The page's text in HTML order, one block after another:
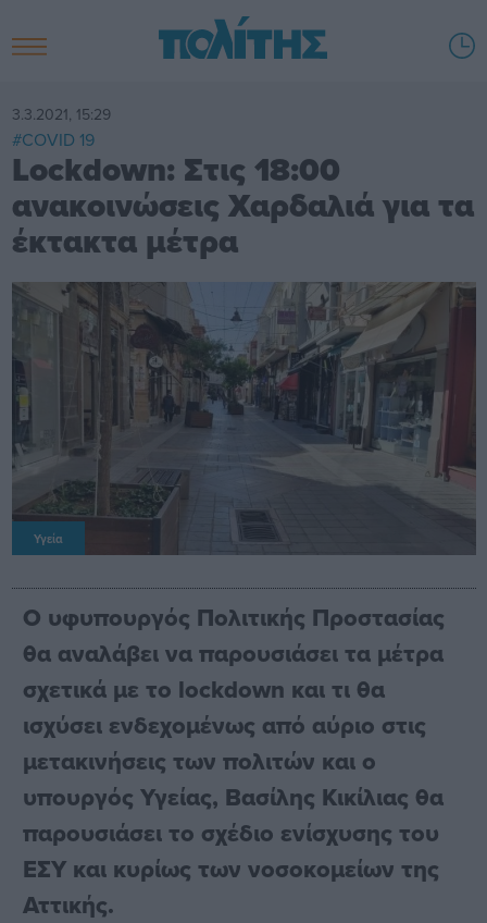
3.3.2021, 15:29
#COVID 19
Lockdown: Στις 18:00
ανακοινώσεις Χαρδαλιά για τα
έκτακτα μέτρα
Υγεία
Ο υφυπουργός Πολιτικής Προστασίας
θα αναλάβει να παρουσιάσει τα μέτρα
σχετικά με το lockdown και τι θα
ισχύσει ενδεχομένως από αύριο στις
μετακινήσεις των πολιτών και ο
υπουργός Υγείας, Βασίλης Κικίλιας θα
παρουσιάσει το σχέδιο ενίσχυσης του
ΕΣΥ και κυρίως των νοσοκομείων της
Αττικής.